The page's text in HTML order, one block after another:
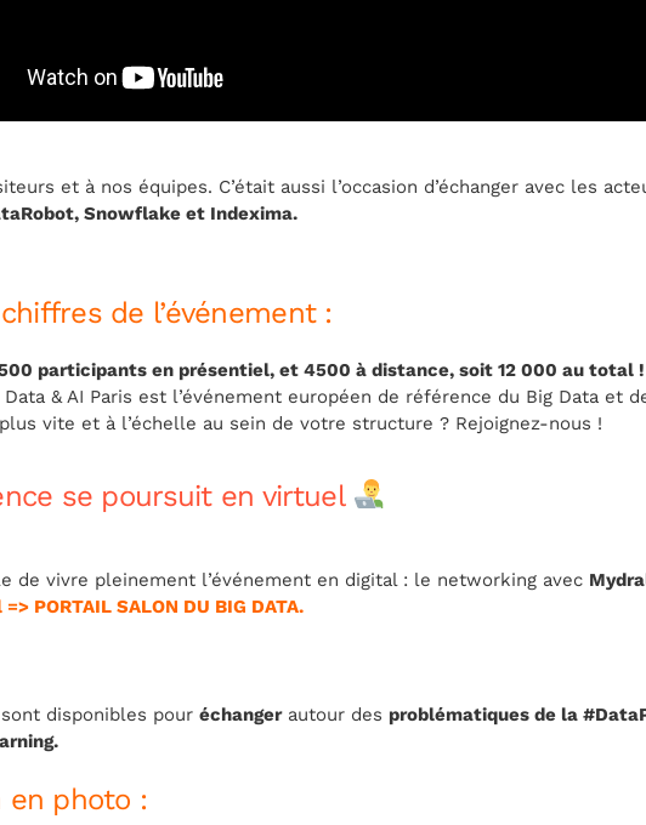
et à nos équipes. C’était aussi l’occasion d’échanger avec les
Snowflake et Indexima.
de l’événement :
participants en présentiel, et 4500 à distance, soit 12 000 au total !
Data & AI Paris est l’événement européen de référence du Big Data et
vite et à l’échelle au sein de votre structure ? Rejoignez-nous !
se poursuit en virtuel
de vivre pleinement l’événement en digital : le networking avec
=> PORTAIL SALON DU BIG DATA.
disponibles pour échangerautour des problématiques de la
en photo :